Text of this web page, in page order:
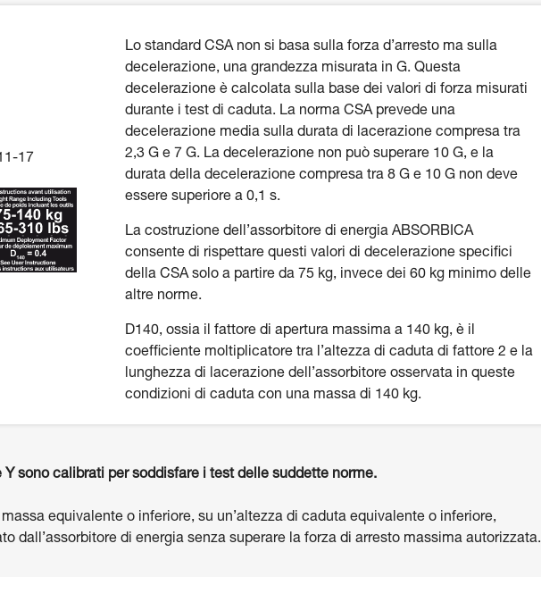
17
Lo standard CSA non si basa sulla forza d’arresto ma sulla
decelerazione, una grandezza misurata in G. Questa
decelerazione è calcolata sulla base dei valori di forza misurati
durante i test di caduta. La norma CSA prevede una
decelerazione media sulla durata di lacerazione compresa tra
2,3 G e 7 G. La decelerazione non può superare 10 G, e la
durata della decelerazione compresa tra 8 G e 10 G non deve
essere superiore a 0,1 s.
La costruzione dell’assorbitore di energia ABSORBICA
consente di rispettare questi valori di decelerazione specifici
della CSA solo a partire da 75 kg, invece dei 60 kg minimo delle
altre norme.
D140, ossia il fattore di apertura massima a 140 kg, è il
coefficiente moltiplicatore tra l’altezza di caduta di fattore 2 e la
lunghezza di lacerazione dell’assorbitore osservata in queste
condizioni di caduta con una massa di 140 kg.
Y sono calibrati per soddisfare i test delle suddette norme.
equivalente o inferiore, su un’altezza di caduta equivalente o inferiore,
dall’assorbitore di energia senza superare la forza di arresto massima autorizzata.